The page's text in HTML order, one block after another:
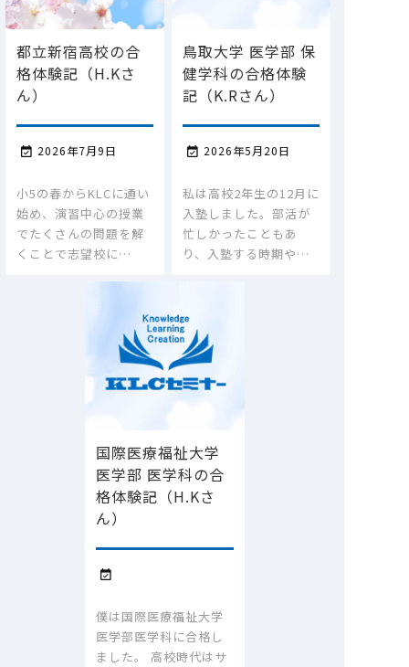
都立新宿高校の合
格体験記（H.Kさ
ん）
 2026年7月9日
小5の春からKLCに通い
始め、演習中心の授業
でたくさんの問題を解
くことで志望校に…
鳥取大学 医学部 保
健学科の合格体験
記（K.Rさん）
 2026年5月20日
私は高校2年生の12月に
入塾しました。部活が
忙しかったこともあ
り、入塾する時期や…
国際医療福祉大学
医学部 医学科の合
格体験記（H.Kさ
ん）

僕は国際医療福祉大学
医学部医学科に合格し
ました。 高校時代はサ